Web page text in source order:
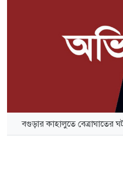
বগুড়ার কাহালুতে বেত্রাঘাতের